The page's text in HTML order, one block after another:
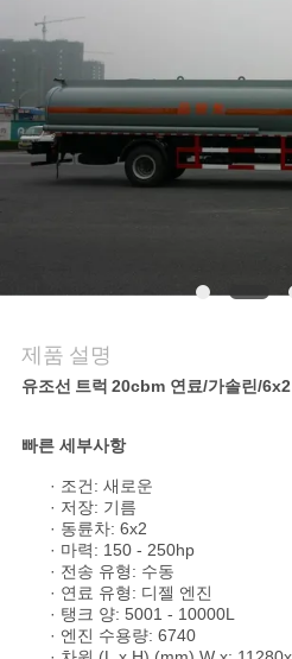
리
연
락
뉴
스
제품 설명
유조선 트럭 20cbm 연료/가솔린/
빠른 세부사항
· 조건: 새로운
· 저장: 기름
· 동륜차: 6x2
· 마력: 150 - 250hp
· 전송 유형: 수동
· 연료 유형: 디젤 엔진
· 탱크 양: 5001 - 10000L
· 엔진 수용량: 6740